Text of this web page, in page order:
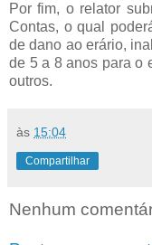
Por fim, o relator
Contas, o qual
de dano ao erário,
de 5 a 8 anos para o
outros.
às 15:04
Compartilhar
Nenhum